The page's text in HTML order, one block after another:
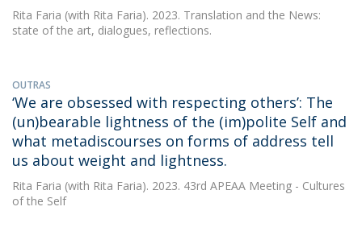
Rita Faria (with Rita Faria). 2023. Translation and the News:
state of the art, dialogues, reflections.
OUTRAS
‘We are obsessed with respecting others’: The
(un)bearable lightness of the (im)polite Self and
what metadiscourses on forms of address tell
us about weight and lightness.
Rita Faria (with Rita Faria). 2023. 43rd APEAA Meeting - Cultures
of the Self